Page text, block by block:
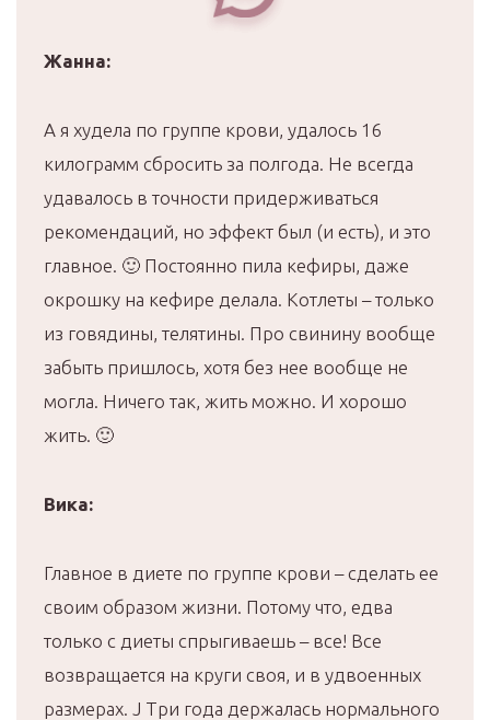
Жанна:
А я худела по группе крови, удалось 16
килограмм сбросить за полгода. Не всегда
удавалось в точности придерживаться
рекомендаций, но эффект был (и есть), и это
главное. 🙂 Постоянно пила кефиры, даже
окрошку на кефире делала. Котлеты – только
из говядины, телятины. Про свинину вообще
забыть пришлось, хотя без нее вообще не
могла. Ничего так, жить можно. И хорошо
жить. 🙂
Вика:
Главное в диете по группе крови – сделать ее
своим образом жизни. Потому что, едва
только с диеты спрыгиваешь – все! Все
возвращается на круги своя, и в удвоенных
размерах. J Три года держалась нормального